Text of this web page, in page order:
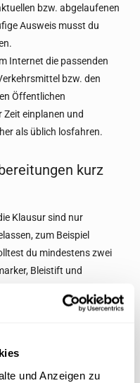
und Anzeigen zu
bzw. abgelaufenen
Ausweis musst du
Internet die passenden
bzw. den
Öffentlichen
einplanen und
als üblich losfahren.
kurz
Klausur sind nur
zum Beispiel
du mindestens zwei
Bleistift und
sind, werden nicht
Glossar, Gesetzestexte
für die Klausur.